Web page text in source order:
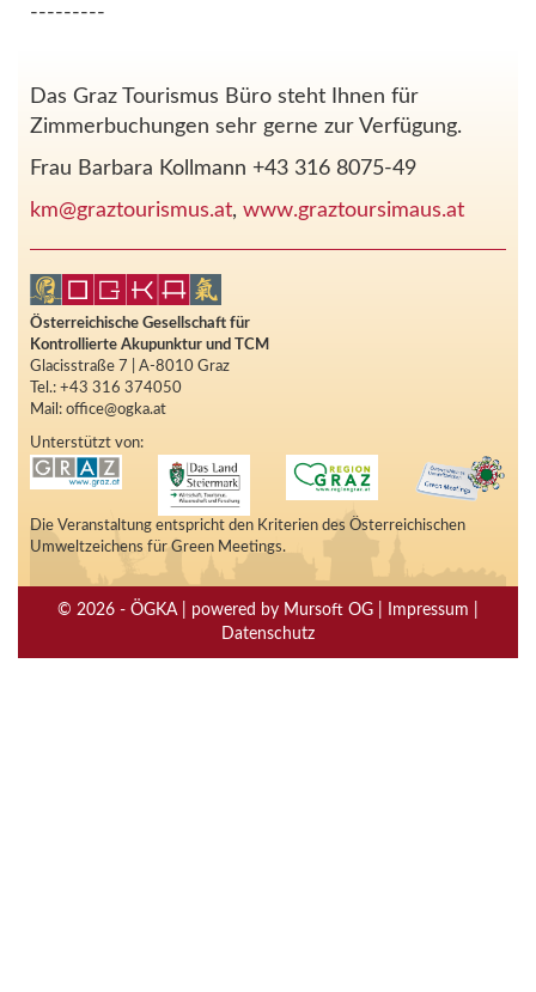
---------
Das Graz Tourismus Büro steht Ihnen für
Zimmerbuchungen sehr gerne zur Verfügung.
Frau Barbara Kollmann +43 316 8075-49
km@graztourismus.at, www.graztoursimaus.at
Österreichische Gesellschaft für
Kontrollierte Akupunktur und TCM
Glacisstraße 7 | A-8010 Graz
Tel.: +43 316 374050
Mail: office@ogka.at
Unterstützt von:
Die Veranstaltung entspricht den Kriterien des Österreichischen
Umweltzeichens für Green Meetings.
© 2026 - ÖGKA | powered by Mursoft OG | Impressum |
Datenschutz